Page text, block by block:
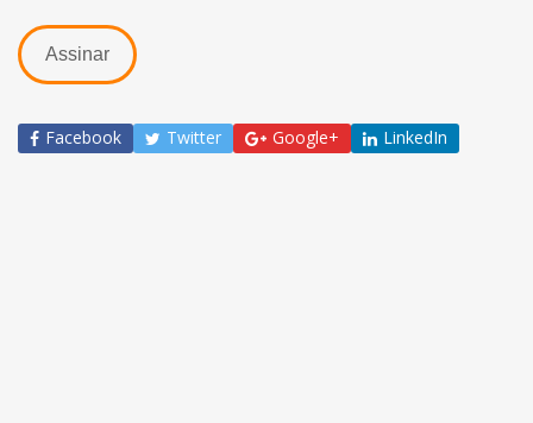
Assinar
Facebook Twitter Google+ LinkedIn